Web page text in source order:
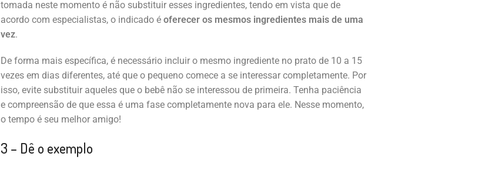
tomada neste momento é não substituir esses ingredientes, tendo em vista que de
acordo com especialistas, o indicado é oferecer os mesmos ingredientes mais de uma
vez.
De forma mais específica, é necessário incluir o mesmo ingrediente no prato de 10 a 15
vezes em dias diferentes, até que o pequeno comece a se interessar completamente. Por
isso, evite substituir aqueles que o bebê não se interessou de primeira. Tenha paciência
e compreensão de que essa é uma fase completamente nova para ele. Nesse momento,
o tempo é seu melhor amigo!
3 – Dê o exemplo